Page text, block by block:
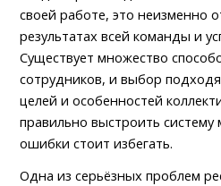
своей работе, это неизменно
результатах всей команды и
Существует множество
сотрудников, и выбор
целей и особенностей
правильно выстроить систему
ошибки стоит избегать.
Одна из серьёзных проблем